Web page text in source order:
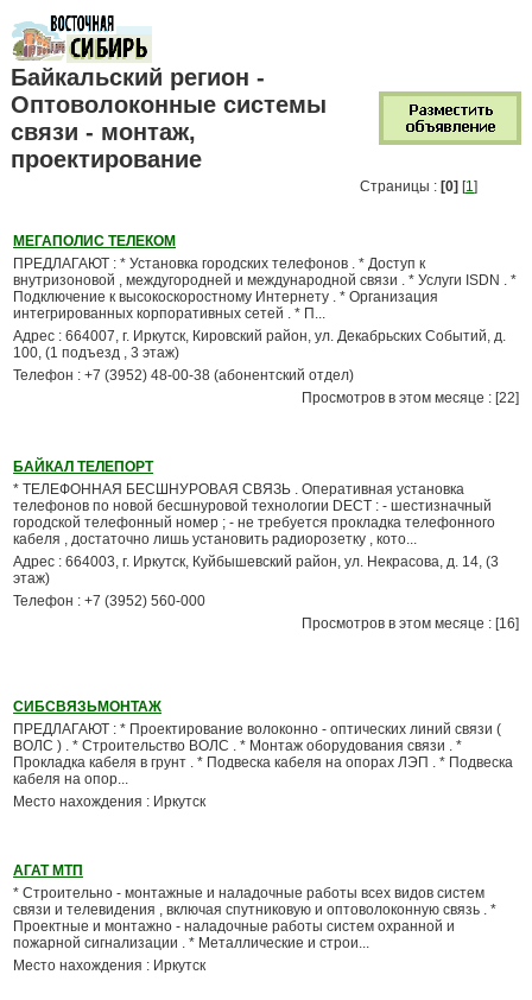
Байкальский регион -
Оптоволоконные системы
связи - монтаж,
проектирование
Страницы : [0] [1]
МЕГАПОЛИС ТЕЛЕКОМ
ПРЕДЛАГАЮТ : * Установка городских телефонов . * Доступ к
внутризоновой , междугородней и международной связи . * Услуги ISDN . *
Подключение к высокоскоростному Интернету . * Организация
интегрированных корпоративных сетей . * П...
Адрес : 664007, г. Иркутск, Кировский район, ул. Декабрьских Событий, д.
100, (1 подъезд , 3 этаж)
Телефон : +7 (3952) 48-00-38 (абонентский отдел)
Просмотров в этом месяце : [22]
БАЙКАЛ ТЕЛЕПОРТ
* ТЕЛЕФОННАЯ БЕСШНУРОВАЯ СВЯЗЬ . Оперативная установка
телефонов по новой бесшнуровой технологии DECT : - шестизначный
городской телефонный номер ; - не требуется прокладка телефонного
кабеля , достаточно лишь установить радиорозетку , кото...
Адрес : 664003, г. Иркутск, Куйбышевский район, ул. Некрасова, д. 14, (3
этаж)
Телефон : +7 (3952) 560-000
Просмотров в этом месяце : [16]
СИБСВЯЗЬМОНТАЖ
ПРЕДЛАГАЮТ : * Проектирование волоконно - оптических линий связи (
ВОЛС ) . * Строительство ВОЛС . * Монтаж оборудования связи . *
Прокладка кабеля в грунт . * Подвеска кабеля на опорах ЛЭП . * Подвеска
кабеля на опор...
Место нахождения : Иркутск
АГАТ МТП
* Строительно - монтажные и наладочные работы всех видов систем
связи и телевидения , включая спутниковую и оптоволоконную связь . *
Проектные и монтажно - наладочные работы систем охранной и
пожарной сигнализации . * Металлические и строи...
Место нахождения : Иркутск